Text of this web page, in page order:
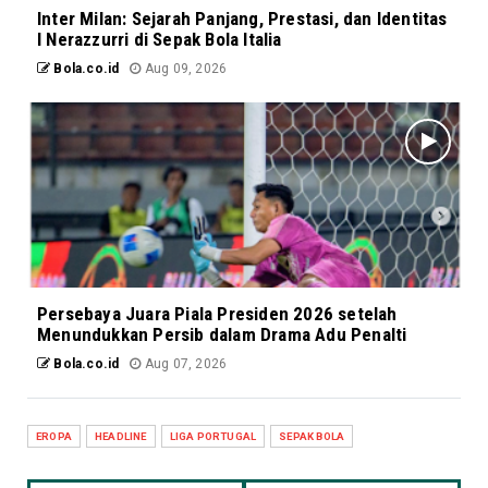
Inter Milan: Sejarah Panjang, Prestasi, dan Identitas
I Nerazzurri di Sepak Bola Italia
Bola.co.id Aug 09, 2026
Persebaya Juara Piala Presiden 2026 setelah
Menundukkan Persib dalam Drama Adu Penalti
Bola.co.id Aug 07, 2026
EROPA HEADLINE LIGA PORTUGAL SEPAK BOLA